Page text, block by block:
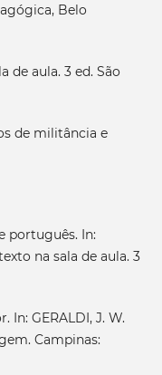
Belo
de aula. 3 ed. São
de militância e
português. In:
na sala de aula. 3
In: GERALDI, J. W.
Campinas: